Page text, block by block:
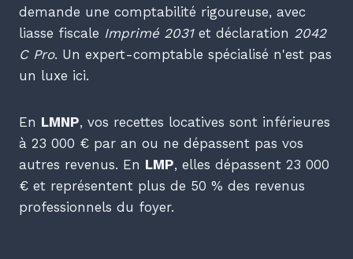
demande une comptabilité rigoureuse, avec
liasse fiscale Imprimé 2031et déclaration 2042
C Pro. Un expert-comptable spécialisé n'est pas
un luxe ici.
En LMNP, vos recettes locatives sont inférieures
à 23 000 € par an ou ne dépassent pas vos
autres revenus. En LMP, elles dépassent 23 000
€ et représentent plus de 50 % des revenus
professionnels du foyer.